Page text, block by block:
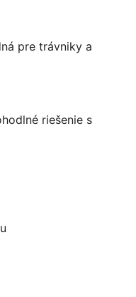
pre trávniky a
riešenie s